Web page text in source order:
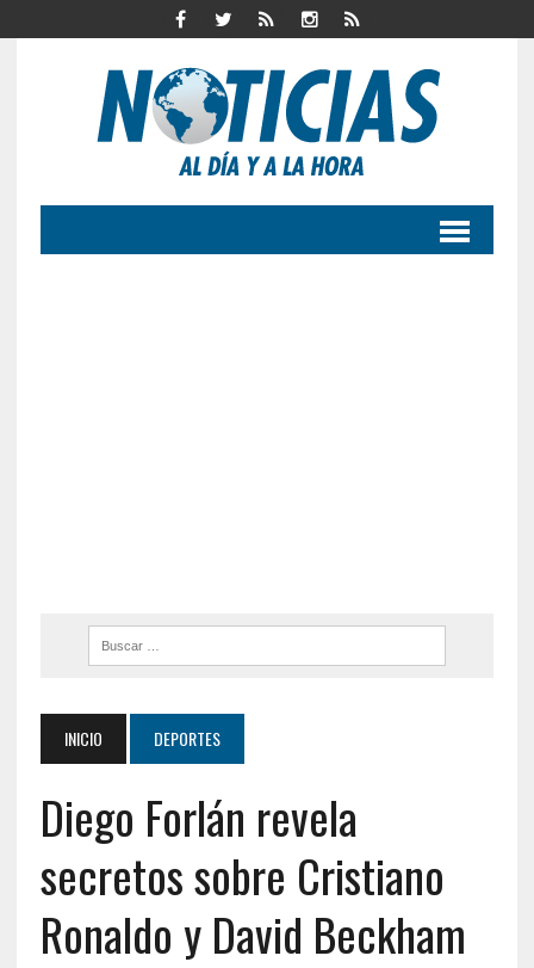
INICIO DEPORTES
Diego Forlán revela
secretos sobre Cristiano
Ronaldo y David Beckham